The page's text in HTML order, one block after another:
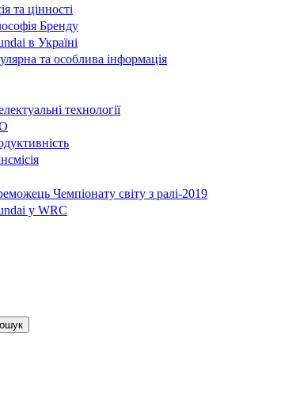
та цінності
Бренду
в Україні
та особлива інформація
технології
Чемпіонату світу з ралі-2019
у WRC